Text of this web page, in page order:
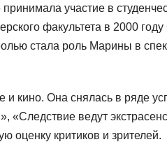
участие в
факультета в 2000
стала роль Марины в
и кино. Она снялась в ряде
«Следствие ведут
оценку критиков и зрителей.